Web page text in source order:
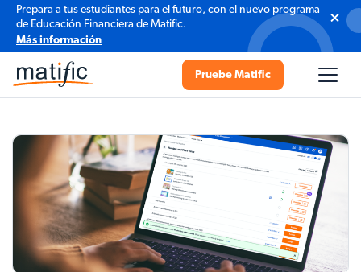
Prepara a tus estudiantes para el futuro, con el nuevo programa
de Educación Financiera de Matific.
Más información
Pruebe Matific